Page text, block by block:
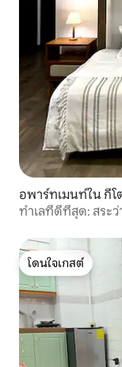
อพาร์ทเมนท์ใน กีโต
ทำเลที่ดีที่สุด: สระ
โดนใจเกสต์
โดนใจเกสต์